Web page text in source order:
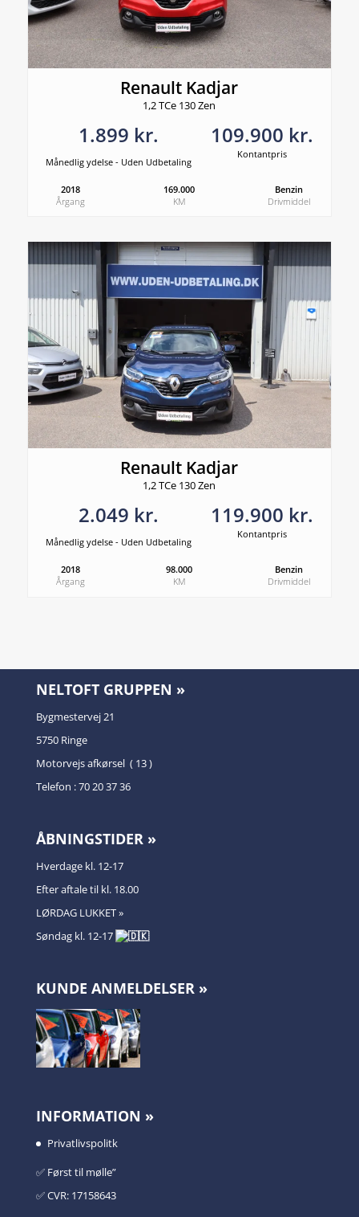
Renault Kadjar
1,2 TCe 130 Zen
1.899 kr.
Månedlig ydelse - Uden Udbetaling
109.900 kr.
Kontantpris
2018
Årgang
169.000
KM
Benzin
Drivmiddel
Renault Kadjar
1,2 TCe 130 Zen
2.049 kr.
Månedlig ydelse - Uden Udbetaling
119.900 kr.
Kontantpris
2018
Årgang
98.000
KM
Benzin
Drivmiddel
NELTOFT GRUPPEN »
Bygmestervej 21
5750 Ringe
Motorvejs afkørsel ( 13 )
Telefon : 70 20 37 36
ÅBNINGSTIDER »
Hverdage kl. 12-17
Efter aftale til kl. 18.00
LØRDAG LUKKET »
Søndag kl. 12-17
KUNDE ANMELDELSER »
INFORMATION »
Privatlivspolitk
✅️ Først til mølle”
✅️ CVR: 17158643